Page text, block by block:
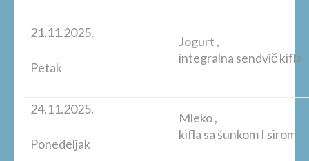
21.11.2025.
Petak
Jogurt ,
integralna sendvič kifla
24.11.2025.
Ponedeljak
Mleko ,
kifla sa šunkom I sirom